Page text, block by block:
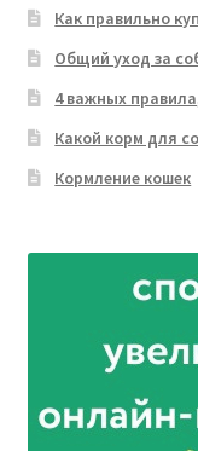
Как правильно
Общий уход за
4 важных
Какой корм для
Кормление кошек